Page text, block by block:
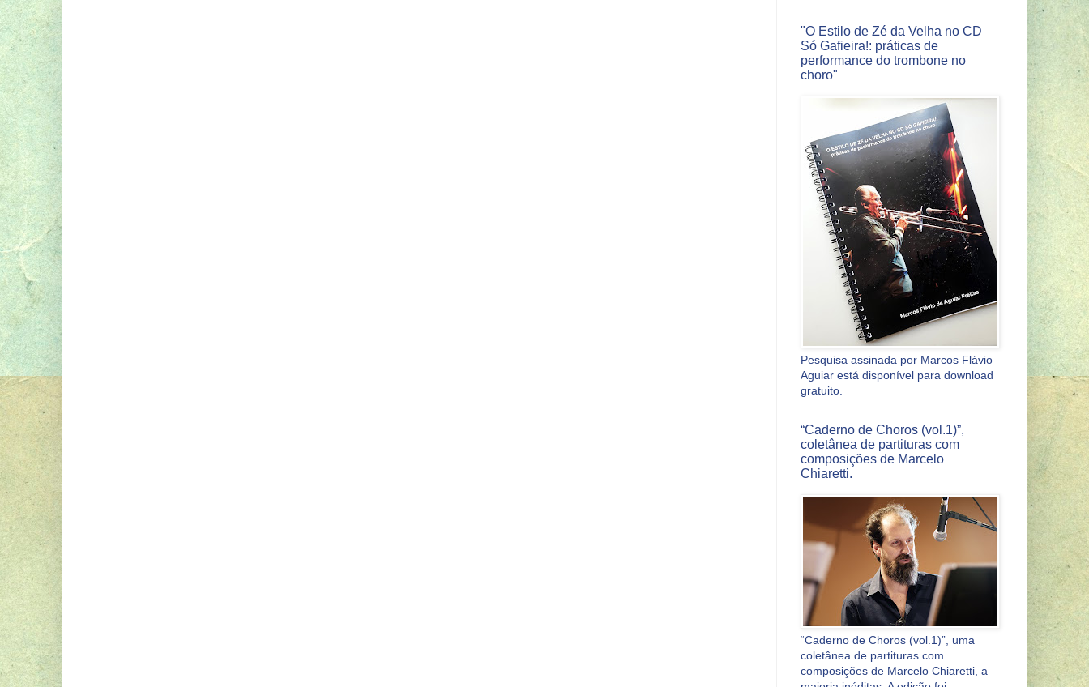
"O Estilo de Zé da Velha no CD
Só Gafieira!: práticas de
performance do trombone no
choro"
Pesquisa assinada por Marcos Flávio
Aguiar está disponível para download
gratuito.
“Caderno de Choros (vol.1)”,
coletânea de partituras com
composições de Marcelo
Chiaretti.
“Caderno de Choros (vol.1)”, uma
coletânea de partituras com
composições de Marcelo Chiaretti, a